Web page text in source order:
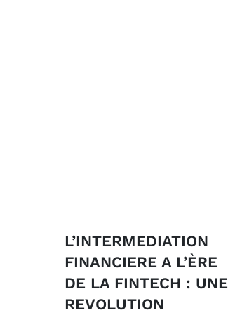
L’INTERMEDIATION
FINANCIERE A L’ÈRE
DE LA FINTECH : UNE
REVOLUTION